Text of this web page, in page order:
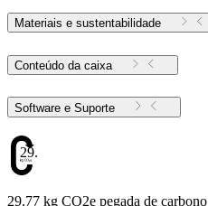
Materiais e sustentabilidade
Conteúdo da caixa
Software e Suporte
29.77
29.77 kg CO2e pegada de carbono